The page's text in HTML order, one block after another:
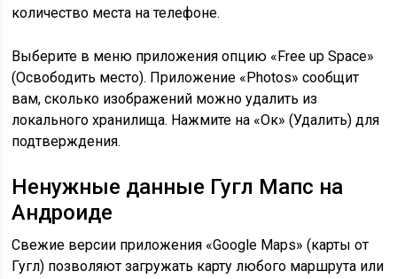
количество места на телефоне.
Выберите в меню приложения опцию «Free up Space»
(Освободить место). Приложение «Photos» сообщит
вам, сколько изображений можно удалить из
локального хранилища. Нажмите на «Ок» (Удалить) для
подтверждения.
Ненужные данные Гугл Мапс на
Андроиде
Свежие версии приложения «Google Maps» (карты от
Гугл) позволяют загружать карту любого маршрута или